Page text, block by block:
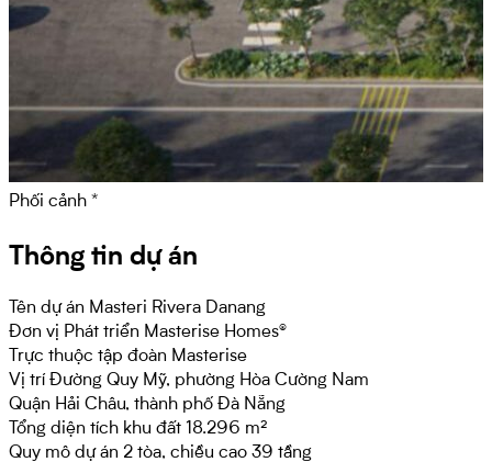
Phối cảnh *
Thông tin dự án
Tên dự án Masteri Rivera Danang
Đơn vị Phát triển Masterise Homes®
Trực thuộc tập đoàn Masterise
Vị tríĐường Quy Mỹ, phường Hòa Cường Nam
Quận Hải Châu, thành phố Đà Nẵng
Tổng diện tích khu đất 18.296 m²
Quy mô dự án 2 tòa, chiều cao 39 tầng